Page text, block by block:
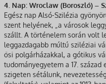
4. Nap: Wroclaw (Boroszló) –
Egész nap Alsó-Szilézia
szent helyének, „a városok
szállt. A történelem során volt
leggazdagabb múltú sziléziai
ősi polgárházakkal, a gótikus
tudományegyetem a 17.
szigeten sétálunk,